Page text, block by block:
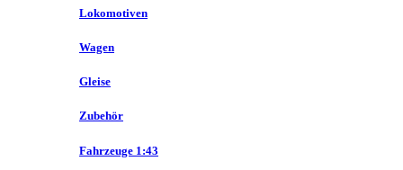
Lokomotiven
Wagen
Gleise
Zubehör
Fahrzeuge 1:43